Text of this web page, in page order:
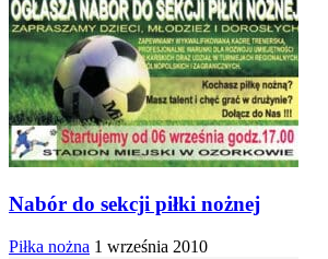
Nabór do sekcji piłki nożnej
Piłka nożna 1 września 2010